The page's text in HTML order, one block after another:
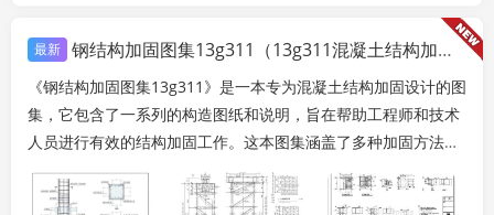
最新 钢结构加固图集13g311（13g311混凝土结构加固构造图集）
《钢结构加固图集13g311》是一本专为混凝土结构加固设计的图
集，它包含了一系列的构造图纸和说明，旨在帮助工程师和技术
人员进行有效的结构加固工作。这本图集涵盖了多种加固方法，
包括碳纤维加固、预应力加固、基础加固等，每...